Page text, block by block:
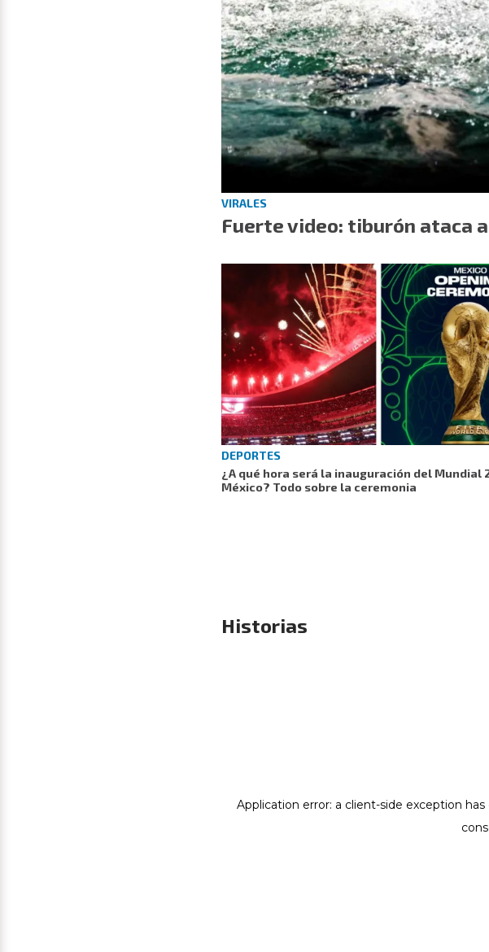
VIRALES
Fuerte video: tiburón ataca
DEPORTES
¿A qué hora será la inauguración del Mundial
México? Todo sobre la ceremonia
Historias